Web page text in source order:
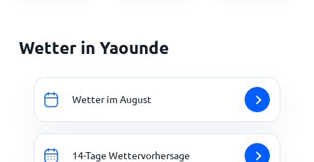
Wetter in Yaounde
Wetter im August
14-Tage Wettervorhersage